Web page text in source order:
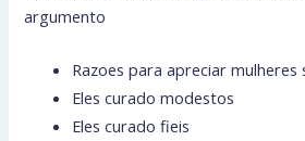
argumento
Razoes para apreciar
Eles curado modestos
Eles curado fieis